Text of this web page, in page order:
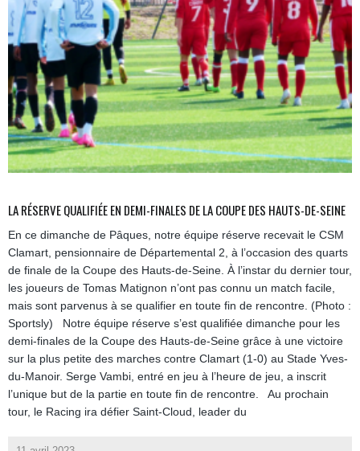
LA RÉSERVE QUALIFIÉE EN DEMI-FINALES DE LA COUPE DES HAUTS-DE-SEINE
En ce dimanche de Pâques, notre équipe réserve recevait le CSM
Clamart, pensionnaire de Départemental 2, à l’occasion des quarts
de finale de la Coupe des Hauts-de-Seine. À l’instar du dernier tour,
les joueurs de Tomas Matignon n’ont pas connu un match facile,
mais sont parvenus à se qualifier en toute fin de rencontre. (Photo :
Sportsly) Notre équipe réserve s’est qualifiée dimanche pour les
demi-finales de la Coupe des Hauts-de-Seine grâce à une victoire
sur la plus petite des marches contre Clamart (1-0) au Stade Yves-
du-Manoir. Serge Vambi, entré en jeu à l’heure de jeu, a inscrit
l’unique but de la partie en toute fin de rencontre. Au prochain
tour, le Racing ira défier Saint-Cloud, leader du